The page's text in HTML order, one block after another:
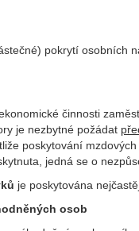
pokrytí osobních
činnosti
je nezbytné požádat
poskytování
jedná se o
je poskytována
osob